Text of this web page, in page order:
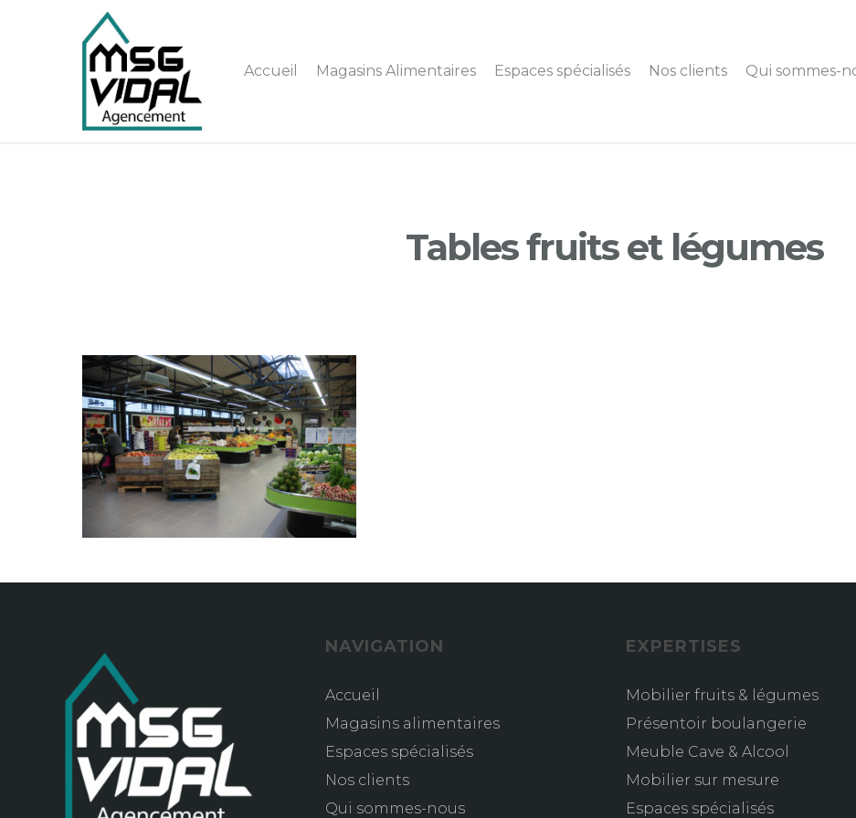
Accueil Magasins Alimentaires Espaces spécialisés Nos clients Qui sommes-
Tables fruits et légumes
NAVIGATION
Accueil
Magasins alimentaires
Espaces spécialisés
Nos clients
Qui sommes-nous
EXPERTISES
Mobilier fruits & légumes
Présentoir boulangerie
Meuble Cave & Alcool
Mobilier sur mesure
Espaces spécialisés